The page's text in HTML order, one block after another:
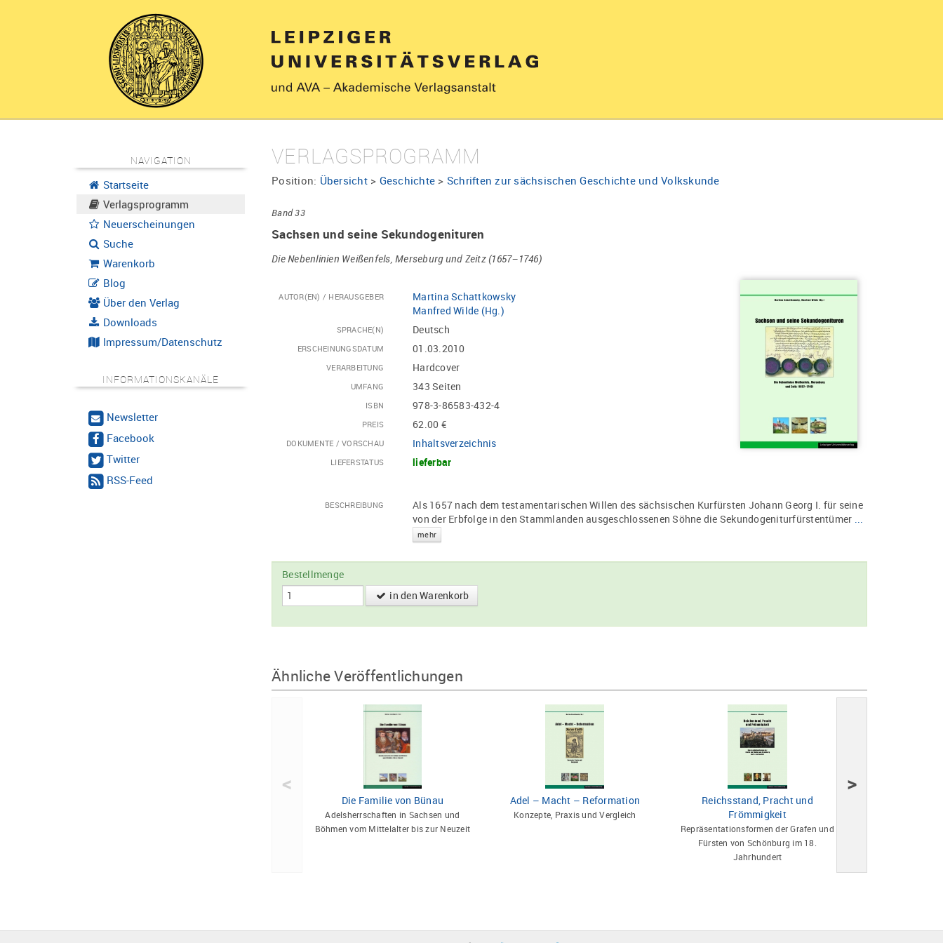
NAVIGATION
Startseite
Verlagsprogramm
Neuerscheinungen
Suche
Warenkorb
Blog
Über den Verlag
Downloads
Impressum/Datenschutz
INFORMATIONSKANÄLE
Newsletter
Facebook
Twitter
RSS-Feed
VERLAGSPROGRAMM
Position: Übersicht> Geschichte > Schriften zur sächsischen Geschichte und Volkskunde
Band 33
Sachsen und seine Sekundogenituren
Die Nebenlinien Weißenfels, Merseburg und Zeitz (1657–1746)
AUTOR(EN) / HERAUSGEBER
Martina Schattkowsky
Manfred Wilde (Hg.)
SPRACHE(N) Deutsch
ERSCHEINUNGSDATUM 01.03.2010
VERARBEITUNG Hardcover
UMFANG 343 Seiten
ISBN 978-3-86583-432-4
PREIS 62.00 €
DOKUMENTE / VORSCHAU Inhaltsverzeichnis
LIEFERSTATUS lieferbar
BESCHREIBUNG
Als 1657 nach dem testamentarischen Willen des sächsischen Kurfürsten Johann Georg I. für seine
von der Erbfolge in den Stammlanden ausgeschlossenen Söhne die Sekundogeniturfürstentümer ...
mehr
Bestellmenge
in den Warenkorb
Ähnliche Veröffentlichungen
Die Familie von Bünau
Adelsherrschaften in Sachsen und
Böhmen vom Mittelalter bis zur Neuzeit
Adel – Macht – Reformation
Konzepte, Praxis und Vergleich
Reichsstand, Pracht und
Frömmigkeit
Repräsentationsformen der Grafen und
Fürsten von Schönburg im 18.
Jahrhundert
< >